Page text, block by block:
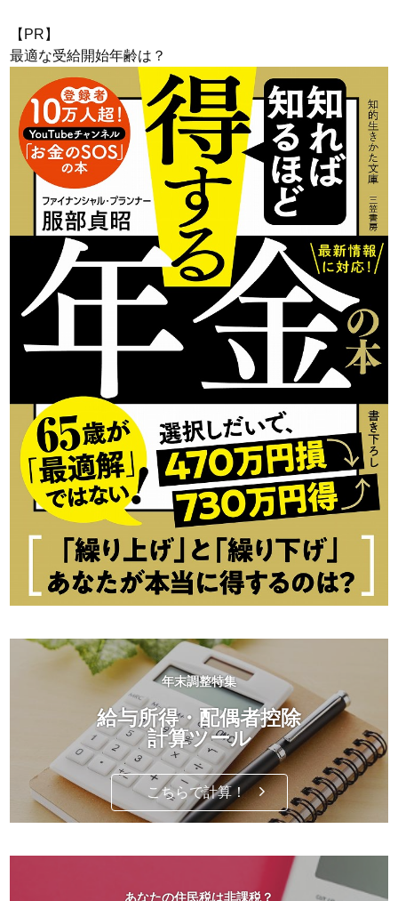
【PR】
最適な受給開始年齢は？
年末調整特集
給与所得・配偶者控除
計算ツール
こちらで計算！
あなたの住民税は非課税？